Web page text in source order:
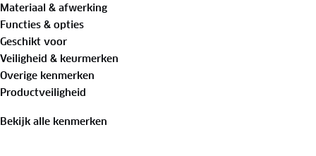
omstandigheden terecht komt. De sneeuwsok is zeer
sneeuw en ijs op het wegdek liggen. Deze DAC-
16662-1) voor sneeuwkettingen waardoor ze in ieder
als echte sneeuwkettingen (behalve bij
sneeuwsok is geschikt voor alle personenauto's, SUV's,
sneeuwsokken zijn kortom uiterst geschikt voor
het wiel beschikbaar is, omdat de sneeuwsok slechts
Voordelen van deze Sneeuwsokken voor bandenmaat
Materiaal & afwerking
Functies & opties
Geschikt voor
Veiligheid & keurmerken
Overige kenmerken
Productveiligheid
Bekijk alle kenmerken